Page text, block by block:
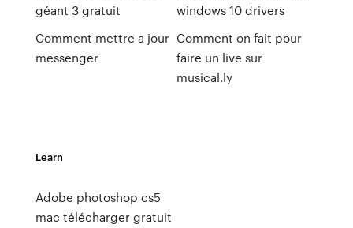
géant 3 gratuit
Comment mettre a jour
messenger
windows 10 drivers
Comment on fait pour
faire un live sur
musical.ly
Learn
Adobe photoshop cs5
mac télécharger gratuit